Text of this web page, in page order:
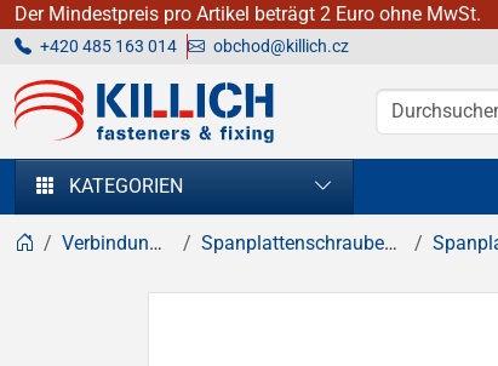
Der Mindestpreis pro Artikel beträgt 2 Euro ohne MwSt.
+420 485 163 014 obchod@killich.cz
KILLICH - Verbindungselemente
KATEGORIEN
Verbindungselemente Spanplattenschrauben, Holzschrauben